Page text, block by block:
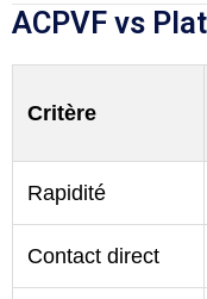
ACPVF vs
Critère
Rapidité
Contact direct